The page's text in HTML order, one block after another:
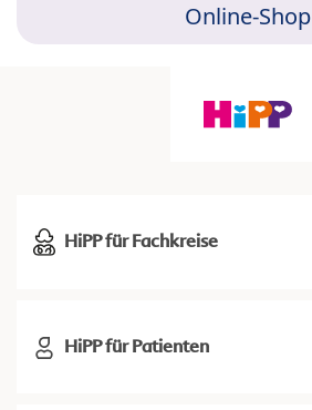
Online-Shop
HiPP für Fachkreise
HiPP für Patienten